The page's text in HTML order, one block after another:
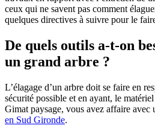
ceux qui ne savent pas comment
quelques directives à suivre pour le
De quels outils a-t-on
un grand arbre ?
L’élagage d’un arbre doit se faire en
sécurité possible et en ayant, le
Gimat paysage, vous avez affaire avec
en Sud Gironde.